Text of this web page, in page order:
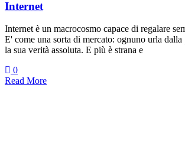
Internet
Internet è un macrocosmo capace di regalare
E' come una sorta di mercato: ognuno urla
la sua verità assoluta. E più è strana e
0
Read More